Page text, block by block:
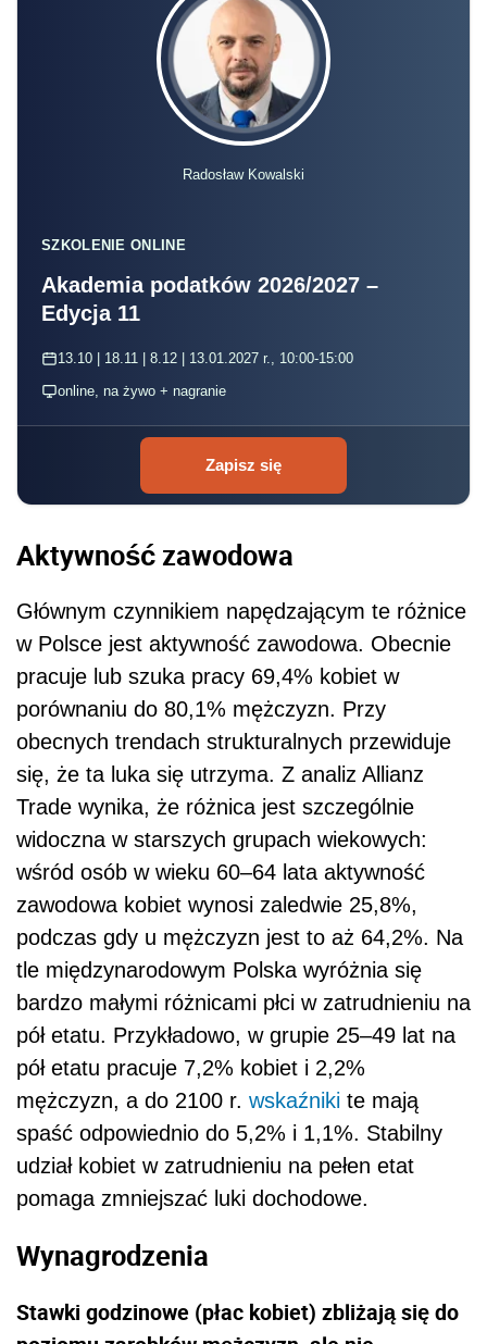
Radosław Kowalski
SZKOLENIE ONLINE
Akademia podatków 2026/2027 –
Edycja 11
13.10 | 18.11 | 8.12 | 13.01.2027 r., 10:00-15:00
online, na żywo + nagranie
Zapisz się
Aktywność zawodowa
Głównym czynnikiem napędzającym te różnice
w Polsce jest aktywność zawodowa. Obecnie
pracuje lub szuka pracy 69,4% kobiet w
porównaniu do 80,1% mężczyzn. Przy
obecnych trendach strukturalnych przewiduje
się, że ta luka się utrzyma. Z analiz Allianz
Trade wynika, że różnica jest szczególnie
widoczna w starszych grupach wiekowych:
wśród osób w wieku 60–64 lata aktywność
zawodowa kobiet wynosi zaledwie 25,8%,
podczas gdy u mężczyzn jest to aż 64,2%. Na
tle międzynarodowym Polska wyróżnia się
bardzo małymi różnicami płci w zatrudnieniu na
pół etatu. Przykładowo, w grupie 25–49 lat na
pół etatu pracuje 7,2% kobiet i 2,2%
mężczyzn, a do 2100 r. wskaźniki te mają
spaść odpowiednio do 5,2% i 1,1%. Stabilny
udział kobiet w zatrudnieniu na pełen etat
pomaga zmniejszać luki dochodowe.
Wynagrodzenia
Stawki godzinowe (płac kobiet) zbliżają się do